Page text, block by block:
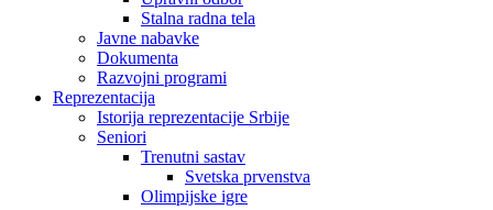
Stalna radna tela
Javne nabavke
Dokumenta
Razvojni programi
Reprezentacija
Istorija reprezentacije Srbije
Seniori
Trenutni sastav
Svetska prvenstva
Olimpijske igre